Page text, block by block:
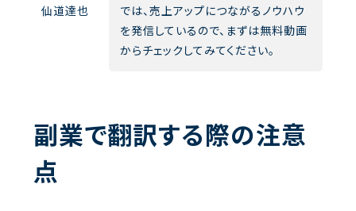
仙道達也
では、売上アップにつながるノウハウ
を発信しているので、まずは無料動画
からチェックしてみてください。
副業で翻訳する際の注意
点